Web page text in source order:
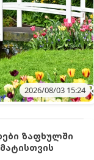
2026/08/03 15:24
ზაფხულში